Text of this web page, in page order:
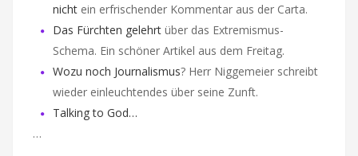
nicht ein erfrischender Kommentar aus der Carta.
Das Fürchten gelehrt über das Extremismus-
Schema. Ein schöner Artikel aus dem Freitag.
Wozu noch Journalismus? Herr Niggemeier schreibt
wieder einleuchtendes über seine Zunft.
Talking to God…
…